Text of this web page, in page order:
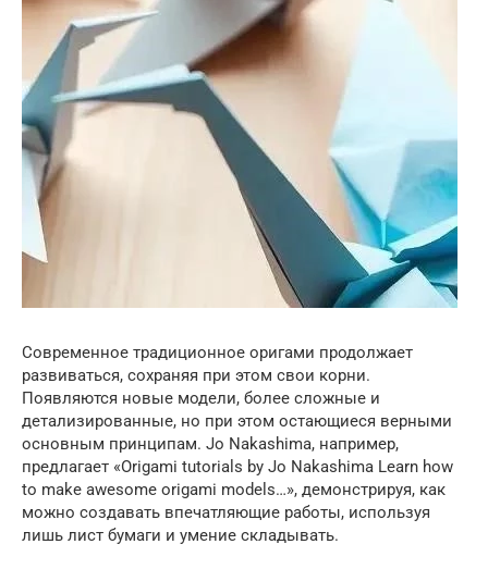
Современное традиционное оригами продолжает
развиваться, сохраняя при этом свои корни.
Появляются новые модели, более сложные и
детализированные, но при этом остающиеся верными
основным принципам. Jo Nakashima, например,
предлагает «Origami tutorials by Jo Nakashima Learn how
to make awesome origami models…», демонстрируя, как
можно создавать впечатляющие работы, используя
лишь лист бумаги и умение складывать.